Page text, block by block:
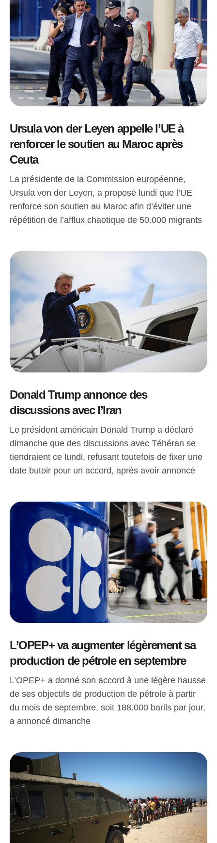
Ursula von der Leyen appelle l’UE à
renforcer le soutien au Maroc après
Ceuta
La présidente de la Commission européenne,
Ursula von der Leyen, a proposé lundi que l’UE
renforce son soutien au Maroc afin d’éviter une
répétition de l’afflux chaotique de 50.000 migrants
Donald Trump annonce des
discussions avec l’Iran
Le président américain Donald Trump a déclaré
dimanche que des discussions avec Téhéran se
tiendraient ce lundi, refusant toutefois de fixer une
date butoir pour un accord, après avoir annoncé
L’OPEP+ va augmenter légèrement sa
production de pétrole en septembre
L’OPEP+ a donné son accord à une légère hausse
de ses objectifs de production de pétrole à partir
du mois de septembre, soit 188.000 barils par jour,
a annoncé dimanche